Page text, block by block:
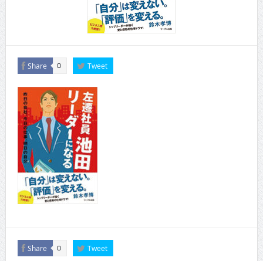
Share 0 Tweet
Share 0 Tweet